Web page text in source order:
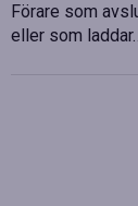
Förare som
eller som